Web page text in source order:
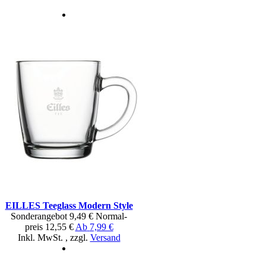
EILLES Teeglass Modern Style
Sonderangebot 9,49 € Normal­
preis 12,55 € Ab 7,99 €
Inkl. MwSt. , zzgl. Versand